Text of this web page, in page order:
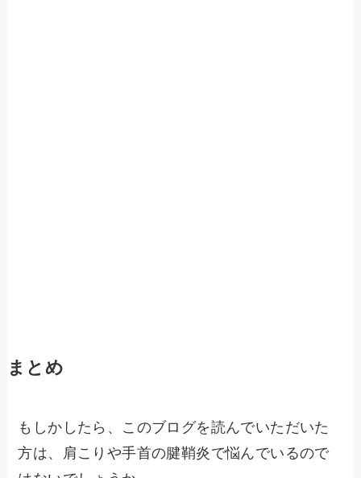
まとめ
もしかしたら、このブログを読んでいただいた
方は、肩こりや手首の腱鞘炎で悩んでいるので